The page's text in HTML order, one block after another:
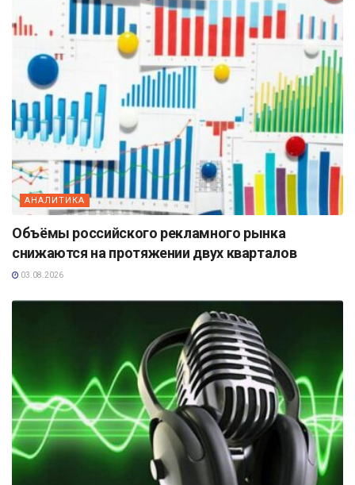
АНАЛИТИКА
Объёмы российского рекламного рынка
снижаются на протяжении двух кварталов
03.08.2026